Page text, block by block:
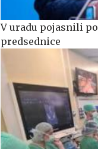
V uradu pojasnili
predsednice